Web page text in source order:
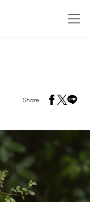
Share: